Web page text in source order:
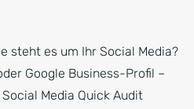
steht es um Ihr Social Media?
Google Business-Profil –
Media Quick Audit